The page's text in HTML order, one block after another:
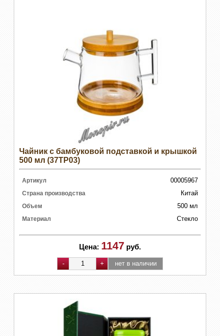
Чайник с бамбуковой подставкой и крышкой
500 мл (37TP03)
Артикул 00005967
Страна производства Китай
Объем 500 мл
Материал Стекло
Цена: 1147 руб.